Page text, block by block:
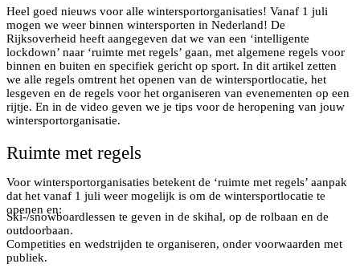
Heel goed nieuws voor alle wintersportorganisaties! Vanaf 1 juli
mogen we weer binnen wintersporten in Nederland! De
Rijksoverheid heeft aangegeven dat we van een ‘intelligente
lockdown’ naar ‘ruimte met regels’ gaan, met algemene regels voor
binnen en buiten en specifiek gericht op sport. In dit artikel zetten
we alle regels omtrent het openen van de wintersportlocatie, het
lesgeven en de regels voor het organiseren van evenementen op een
rijtje. En in de video geven we je tips voor de heropening van jouw
wintersportorganisatie.
Ruimte met regels
Voor wintersportorganisaties betekent de ‘ruimte met regels’ aanpak
dat het vanaf 1 juli weer mogelijk is om de wintersportlocatie te
openen en:
Ski-/snowboardlessen te geven in de skihal, op de rolbaan en de
outdoorbaan.
Competities en wedstrijden te organiseren, onder voorwaarden met
publiek.